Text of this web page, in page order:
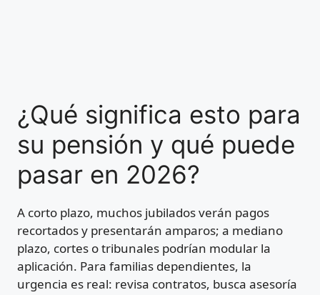
¿Qué significa esto para
su pensión y qué puede
pasar en 2026?
A corto plazo, muchos jubilados verán pagos
recortados y presentarán amparos; a mediano
plazo, cortes o tribunales podrían modular la
aplicación. Para familias dependientes, la
urgencia es real: revisa contratos, busca asesoría